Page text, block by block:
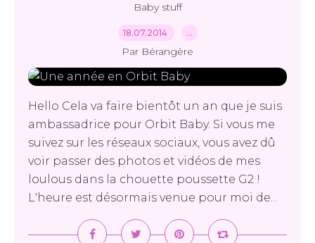
Baby stuff
18.07.2014 …
Par Bérangère
Hello Cela va faire bientôt un an que je suis
ambassadrice pour Orbit Baby. Si vous me
suivez sur les réseaux sociaux, vous avez dû
voir passer des photos et vidéos de mes
loulous dans la chouette poussette G2 !
L'heure est désormais venue pour moi de...